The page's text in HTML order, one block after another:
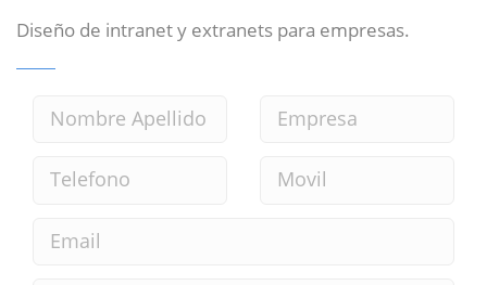
Diseño de intranet y extranets para empresas.